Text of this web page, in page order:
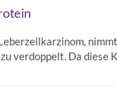
verdoppelt. Da